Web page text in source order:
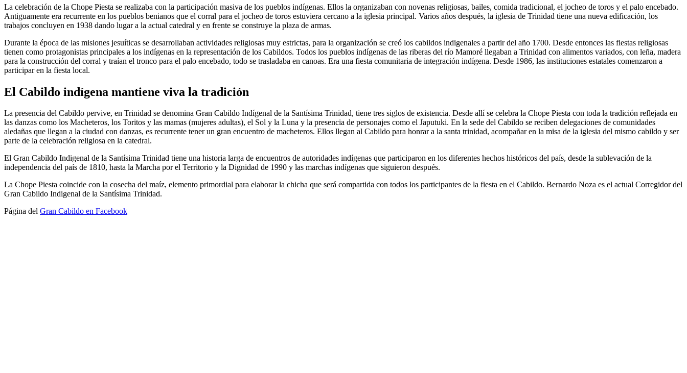
La celebración de la Chope Piesta se realizaba con la participación masiva de los pueblos indígenas. Ellos la organizaban con novenas religiosas, bailes, comida tradicional, el jocheo de toros y el palo encebado.
Antiguamente era recurrente en los pueblos benianos que el corral para el jocheo de toros estuviera cercano a la iglesia principal. Varios años después, la iglesia de Trinidad tiene una nueva edificación, los
trabajos concluyen en 1938 dando lugar a la actual catedral y en frente se construye la plaza de armas.
Durante la época de las misiones jesuíticas se desarrollaban actividades religiosas muy estrictas, para la organización se creó los cabildos indigenales a partir del año 1700. Desde entonces las fiestas religiosas
tienen como protagonistas principales a los indígenas en la representación de los Cabildos. Todos los pueblos indígenas de las riberas del río Mamoré llegaban a Trinidad con alimentos variados, con leña, madera
para la construcción del corral y traían el tronco para el palo encebado, todo se trasladaba en canoas. Era una fiesta comunitaria de integración indígena. Desde 1986, las instituciones estatales comenzaron a
participar en la fiesta local.
El Cabildo indígena mantiene viva la tradición
La presencia del Cabildo pervive, en Trinidad se denomina Gran Cabildo Indígenal de la Santísima Trinidad, tiene tres siglos de existencia. Desde allí se celebra la Chope Piesta con toda la tradición reflejada en
las danzas como los Macheteros, los Toritos y las mamas (mujeres adultas), el Sol y la Luna y la presencia de personajes como el Japutuki. En la sede del Cabildo se reciben delegaciones de comunidades
aledañas que llegan a la ciudad con danzas, es recurrente tener un gran encuentro de macheteros. Ellos llegan al Cabildo para honrar a la santa trinidad, acompañar en la misa de la iglesia del mismo cabildo y ser
parte de la celebración religiosa en la catedral.
El Gran Cabildo Indigenal de la Santísima Trinidad tiene una historia larga de encuentros de autoridades indígenas que participaron en los diferentes hechos históricos del país, desde la sublevación de la
independencia del país de 1810, hasta la Marcha por el Territorio y la Dignidad de 1990 y las marchas indígenas que siguieron después.
La Chope Piesta coincide con la cosecha del maíz, elemento primordial para elaborar la chicha que será compartida con todos los participantes de la fiesta en el Cabildo. Bernardo Noza es el actual Corregidor del
Gran Cabildo Indigenal de la Santísima Trinidad.
Página del Gran Cabildo en Facebook